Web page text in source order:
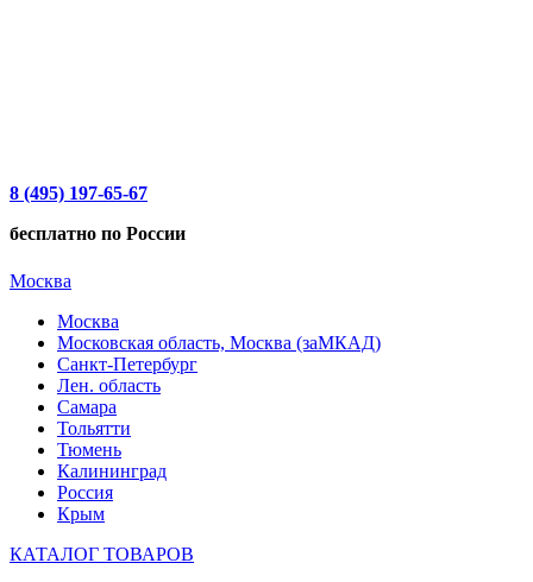
8 (495) 197-65-67
бесплатно по России
Москва
Москва
Московская область, Москва (заМКАД)
Санкт-Петербург
Лен. область
Самара
Тольятти
Тюмень
Калининград
Россия
Крым
КАТАЛОГ ТОВАРОВ